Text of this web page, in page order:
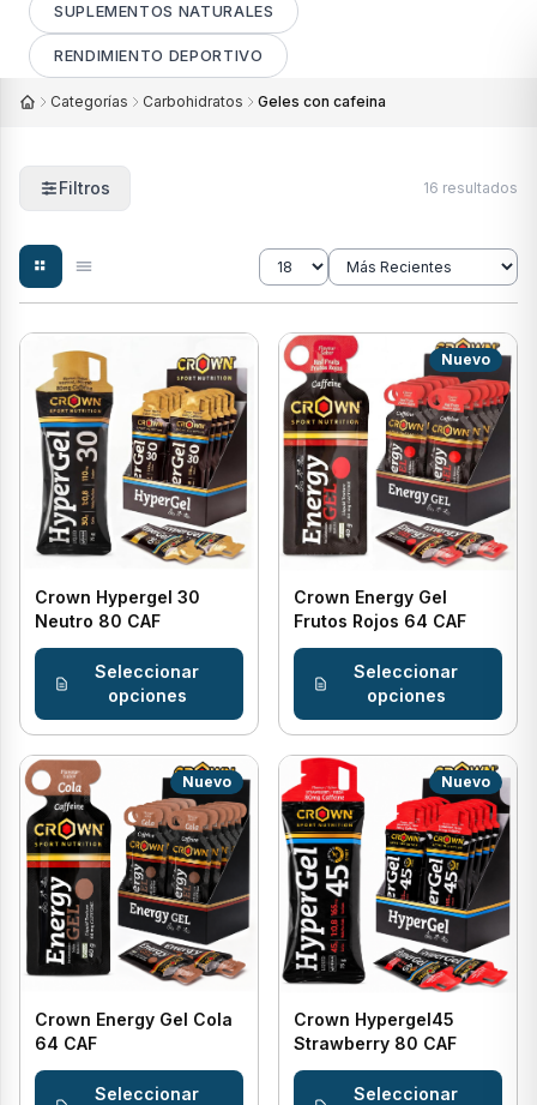
SUPLEMENTOS NATURALES
RENDIMIENTO DEPORTIVO
Categorías Carbohidratos Geles con cafeina
Filtros 16 resultados
Crown Hypergel 30
Neutro 80 CAF
Seleccionar
opciones
Nuevo
Crown Energy Gel
Frutos Rojos 64 CAF
Seleccionar
opciones
Nuevo
Crown Energy Gel Cola
64 CAF
Seleccionar
Nuevo
Crown Hypergel45
Strawberry 80 CAF
Seleccionar